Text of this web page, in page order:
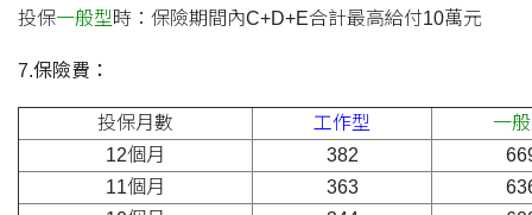
投保一般型 時：保險期間內C+D+E合計最高給付10萬元
7.保險費：
投保月數 工作型
一
12個月
382
11個月
363